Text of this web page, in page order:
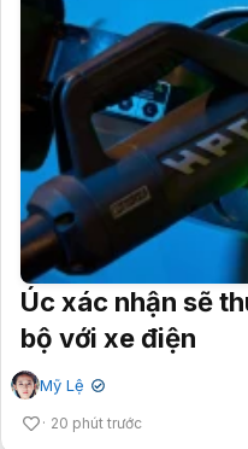
Úc xác nhận sẽ
bộ với xe điện
Mỹ Lệ ✔
20 phút trước